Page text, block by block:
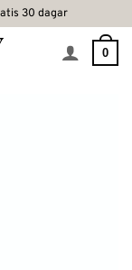
30 dagar
0